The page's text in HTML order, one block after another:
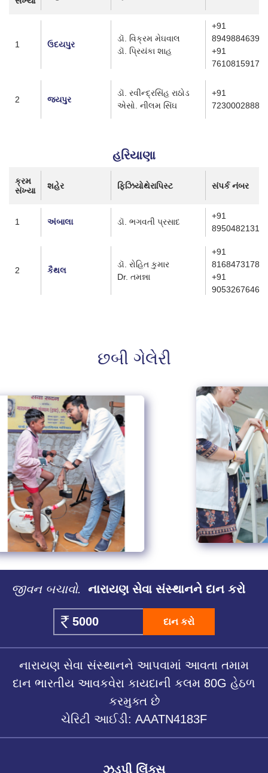
1 ઉદયપુર
ડૉ. વિક્રમ મેઘવાલ
ડૉ. પ્રિયંકા શાહ
+91
8949884639
+91
7610815917
2 જયપુર
ડૉ. રવીન્દ્રસિંહ રાઠોડ
એસો. નીલમ સિંઘ
+91
7230002888
હરિયાણા
ક્રમ
સંખ્યા
શહેર ફિઝિયોથેરાપિસ્ટ સંપર્ક નંબર
1 અંબાલા ડૉ. ભગવતી પ્રસાદ
+91
8950482131
2 કૈથલ
ડૉ. રોહિત કુમાર
Dr. તમન્ના
+91
8168473178
+91
9053267646
છબી ગેલેરી
જીવન બચાવો. નારાયણ સેવા સંસ્થાનને દાન કરો
દાન કરો
નારાયણ સેવા સંસ્થાનને આપવામાં આવતા તમામ
દાન ભારતીય આવકવેરા કાયદાની કલમ 80G હેઠળ
કરમુક્ત છે
ચેરિટી આઈડી: AAATN4183F
ઝડપી લિંક્સ